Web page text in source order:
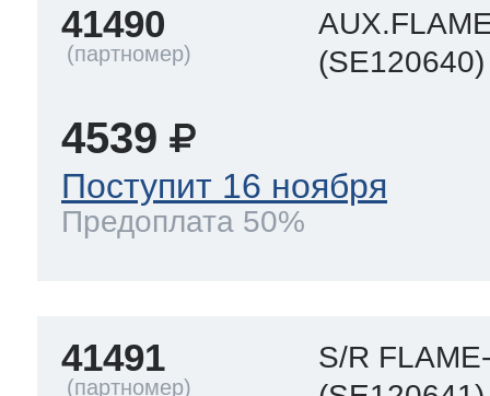
41490
(SE120640)
4539
Поступит 16 ноября
Предоплата 50%
41491
S/R